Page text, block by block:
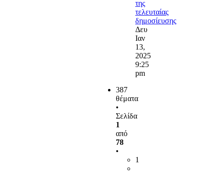
της
τελευταίας
δημοσίευσης
Δευ
Ιαν
13,
2025
9:25
pm
387
θέματα
•
Σελίδα
1
από
78
•
1